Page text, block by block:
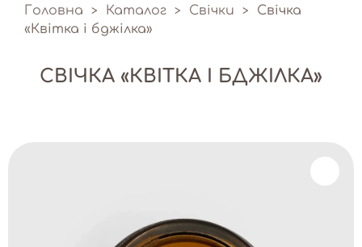
Головна > Каталог > Свічки >
Свічка
«Квітка і бджілка»
СВІЧКА «КВІТКА І БДЖІЛКА»